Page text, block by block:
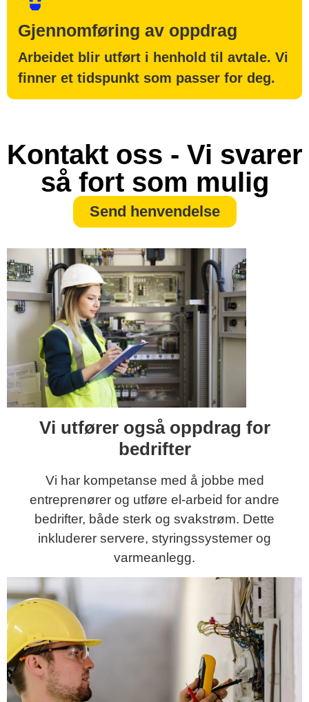
Gjennomføring av oppdrag
Arbeidet blir utført i henhold til avtale. Vi
finner et tidspunkt som passer for deg.
Kontakt oss - Vi svarer
så fort som mulig
Send henvendelse
Vi utfører også oppdrag for
bedrifter
Vi har kompetanse med å jobbe med
entreprenører og utføre el-arbeid for andre
bedrifter, både sterk og svakstrøm. Dette
inkluderer servere, styringssystemer og
varmeanlegg.